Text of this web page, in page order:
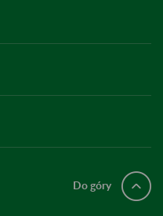
Do góry